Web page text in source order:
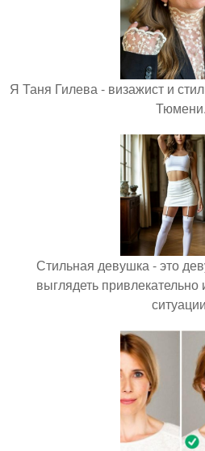
Я Таня Гилева - визажист и
Тюмени.
Стильная девушка - это
выглядеть